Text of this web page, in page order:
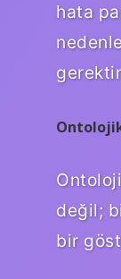
hata
değil;
bir